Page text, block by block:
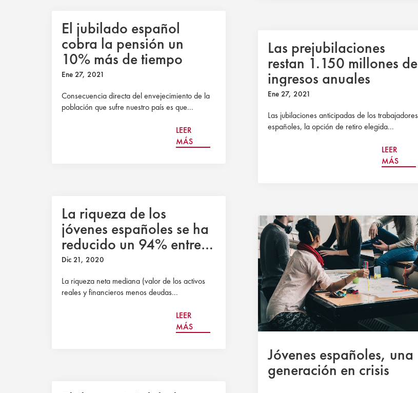
El jubilado español
cobra la pensión un
10% más de tiempo
Ene 27, 2021
Consecuencia directa del envejecimiento de la
población que sufre nuestro país es que...
LEER
MÁS
La riqueza de los
jóvenes españoles se ha
reducido un 94% entre
2005 y 2017, según
Fundación Civismo
Dic 21, 2020
La riqueza neta mediana (valor de los activos
reales y financieros menos deudas...
LEER
MÁS
Las prejubilaciones
restan 1.150 millones de
ingresos anuales
Ene 27, 2021
Las jubilaciones anticipadas de los trabajadores
españoles, la opción de retiro elegida...
LEER
MÁS
Jóvenes españoles, una
generación en crisis